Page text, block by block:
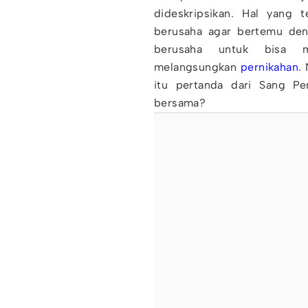
dideskripsikan. Hal yang
berusaha agar bertemu
berusaha untuk bisa
melangsungkan pernikahan.
itu pertanda dari Sang
bersama?